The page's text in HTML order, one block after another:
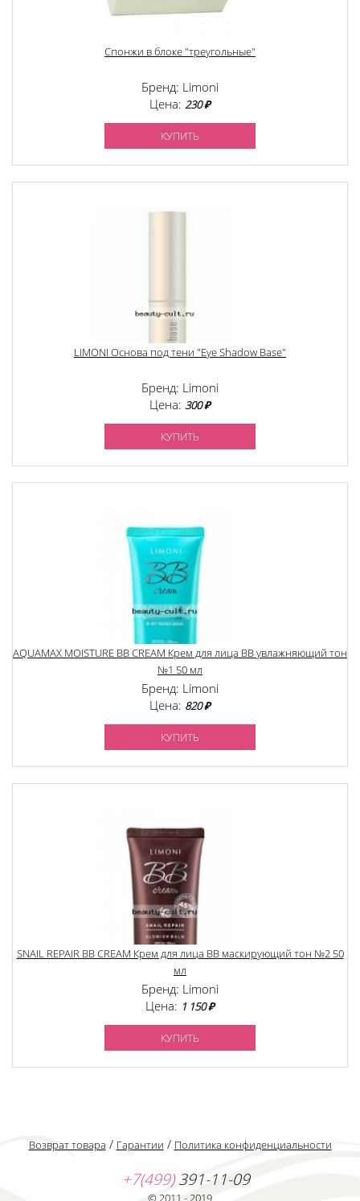
Спонжи в блоке "треугольные"
Бренд: Limoni
Цена: 230 ₽
КУПИТЬ
LIMONI Основа под тени "Eye Shadow Base"
Бренд: Limoni
Цена: 300 ₽
КУПИТЬ
AQUAMAX MOISTURE BB CREAM Крем для лица BB увлажняющий тон
№1 50 мл
Бренд: Limoni
Цена: 820 ₽
КУПИТЬ
SNAIL REPAIR BB CREAM Крем для лица BB маскирующий тон №2 50
мл
Бренд: Limoni
Цена: 1 150 ₽
КУПИТЬ
Возврат товара / Гарантии / Политика конфиденциальности
+7(499)391-11-09